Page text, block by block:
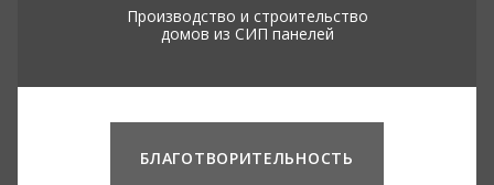
Производство и строительство
домов из СИП панелей
БЛАГОТВОРИТЕЛЬНОСТЬ